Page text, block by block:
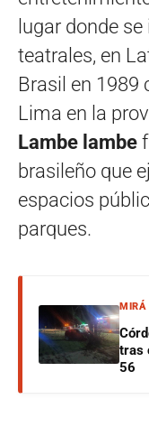
lugar donde
teatrales, en
Brasil en 1989
Lima en la
Lambe lambe
brasileño que
espacios
parques.
MIRÁ
tras
56